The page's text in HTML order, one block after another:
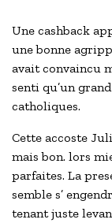
Une cashback
une bonne
avait convaincu
senti qu’un
catholiques.
Cette accoste
mais bon. lors
parfaites. La
semble s’
tenant juste